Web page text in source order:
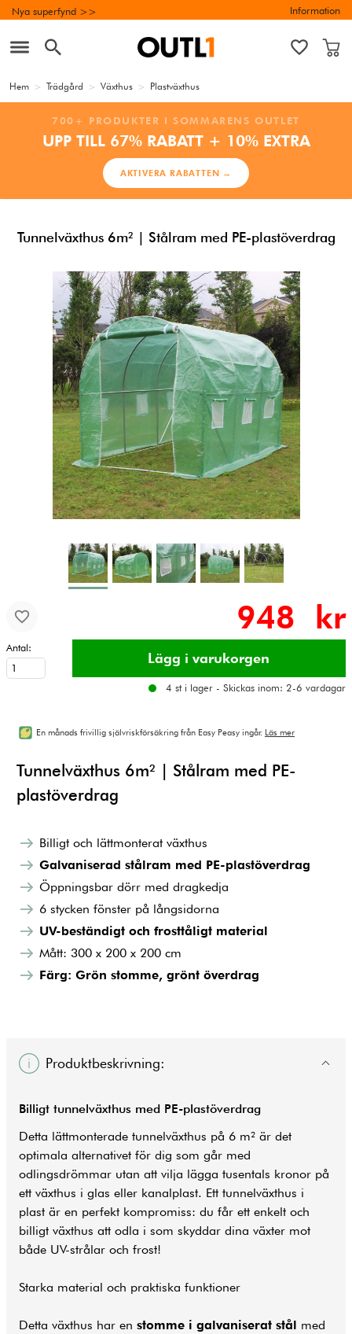
Nya superfynd >> Information
Hem > Trädgård > Växthus > Plastväxthus
700+ PRODUKTER I SOMMARENS OUTLET
UPP TILL 67% RABATT + 10% EXTRA
AKTIVERA RABATTEN →
Tunnelväxthus 6m² | Stålram med PE-plastöverdrag
948 kr
Antal:
4 st i lager - Skickas inom: 2-6 vardagar
En månads frivillig självriskförsäkring från Easy Peasy ingår. Läs mer
Tunnelväxthus 6m² | Stålram med PE-
plastöverdrag
Billigt och lättmonterat växthus
Galvaniserad stålram med PE-plastöverdrag
Öppningsbar dörr med dragkedja
6 stycken fönster på långsidorna
UV-beständigt och frosttåligt material
Mått: 300 x 200 x 200 cm
Färg: Grön stomme, grönt överdrag
Produktbeskrivning:
Billigt tunnelväxthus med PE-plastöverdrag
Detta lättmonterade tunnelväxthus på 6 m² är det
optimala alternativet för dig som går med
odlingsdrömmar utan att vilja lägga tusentals kronor på
ett växthus i glas eller kanalplast. Ett tunnelväxthus i
plast är en perfekt kompromiss: du får ett enkelt och
billigt växthus att odla i som skyddar dina växter mot
både UV-strålar och frost!
Starka material och praktiska funktioner
Detta växthus har en stomme i galvaniserat stål med